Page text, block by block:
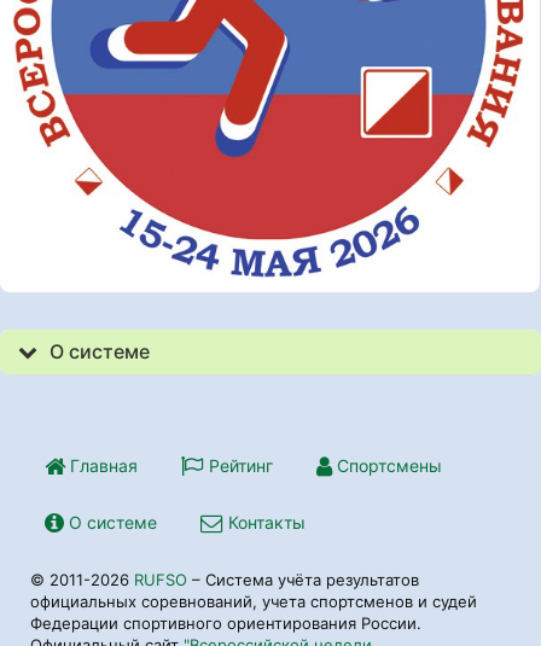
О системе
Главная Рейтинг Спортсмены
О системе Контакты
© 2011-2026 RUFSO – Система учёта результатов
официальных соревнований, учета спортсменов и судей
Федерации спортивного ориентирования России.